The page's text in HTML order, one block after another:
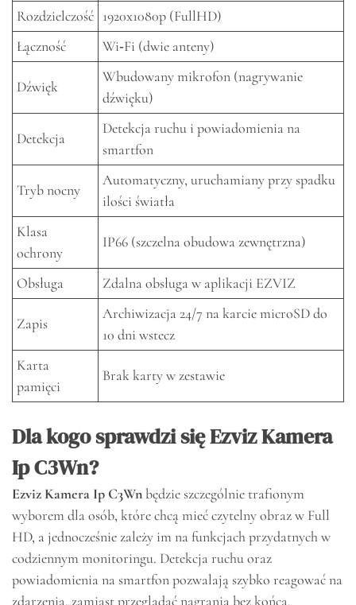
Rozdzielczość 1920x1080p (FullHD)
Łączność
Wi‑Fi (dwie anteny)
Dźwięk
Wbudowany mikrofon (nagrywanie
dźwięku)
Detekcja
Detekcja ruchu i powiadomienia na
smartfon
Tryb nocny
Automatyczny, uruchamiany przy spadku
ilości światła
Klasa
ochrony
IP66 (szczelna obudowa zewnętrzna)
Obsługa Zdalna obsługa w aplikacji EZVIZ
Zapis
Archiwizacja 24/7 na karcie microSD do
10 dni wstecz
Karta
pamięci
Brak karty w zestawie
Dla kogo sprawdzi się Ezviz Kamera
Ip C3Wn?
Ezviz Kamera Ip C3Wnbędzie szczególnie trafionym
wyborem dla osób, które chcą mieć czytelny obraz w Full
HD, a jednocześnie zależy im na funkcjach przydatnych w
codziennym monitoringu. Detekcja ruchu oraz
powiadomienia na smartfon pozwalają szybko reagować na
zdarzenia, zamiast przeglądać nagrania bez końca.